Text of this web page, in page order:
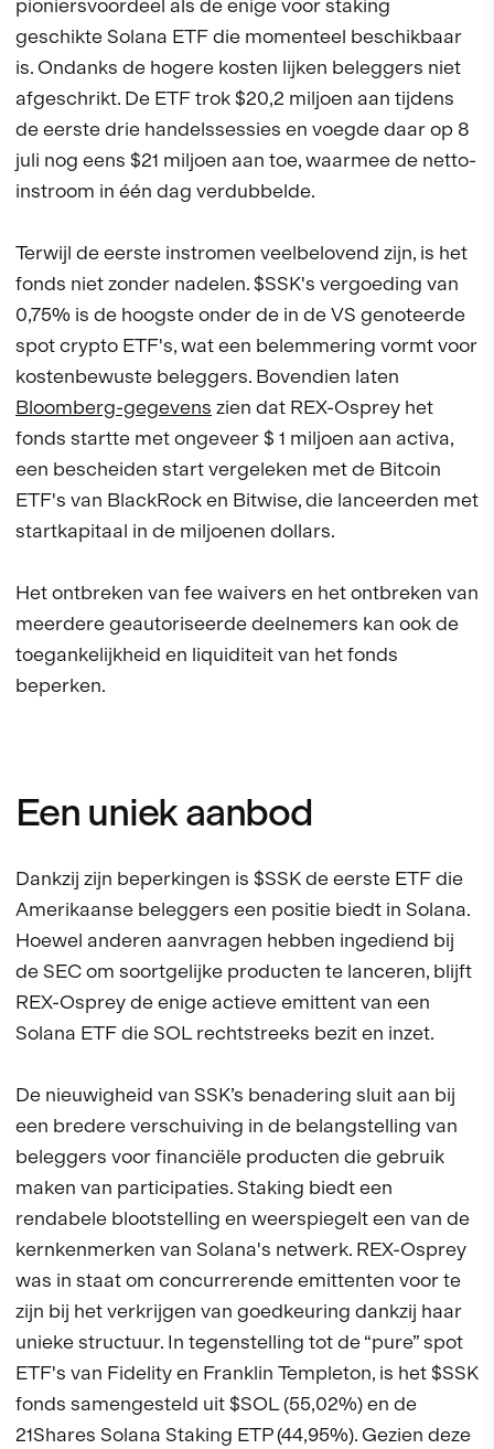
pioniersvoordeel als de enige voor staking
geschikte Solana ETF die momenteel beschikbaar
is. Ondanks de hogere kosten lijken beleggers niet
afgeschrikt. De ETF trok $20,2 miljoen aan tijdens
de eerste drie handelssessies en voegde daar op 8
juli nog eens $21 miljoen aan toe, waarmee de netto-
instroom in één dag verdubbelde.
Terwijl de eerste instromen veelbelovend zijn, is het
fonds niet zonder nadelen. $SSK's vergoeding van
0,75% is de hoogste onder de in de VS genoteerde
spot crypto ETF's, wat een belemmering vormt voor
kostenbewuste beleggers. Bovendien laten
Bloomberg-gegevens zien dat REX-Osprey het
fonds startte met ongeveer $ 1 miljoen aan activa,
een bescheiden start vergeleken met de Bitcoin
ETF's van BlackRock en Bitwise, die lanceerden met
startkapitaal in de miljoenen dollars.
Het ontbreken van fee waivers en het ontbreken van
meerdere geautoriseerde deelnemers kan ook de
toegankelijkheid en liquiditeit van het fonds
beperken.
Een uniek aanbod
Dankzij zijn beperkingen is $SSK de eerste ETF die
Amerikaanse beleggers een positie biedt in Solana.
Hoewel anderen aanvragen hebben ingediend bij
de SEC om soortgelijke producten te lanceren, blijft
REX-Osprey de enige actieve emittent van een
Solana ETF die SOL rechtstreeks bezit en inzet.
De nieuwigheid van SSK’s benadering sluit aan bij
een bredere verschuiving in de belangstelling van
beleggers voor financiële producten die gebruik
maken van participaties. Staking biedt een
rendabele blootstelling en weerspiegelt een van de
kernkenmerken van Solana's netwerk. REX-Osprey
was in staat om concurrerende emittenten voor te
zijn bij het verkrijgen van goedkeuring dankzij haar
unieke structuur. In tegenstelling tot de “pure” spot
ETF's van Fidelity en Franklin Templeton, is het $SSK
fonds samengesteld uit $SOL (55,02%) en de
21Shares Solana Staking ETP (44,95%). Gezien deze